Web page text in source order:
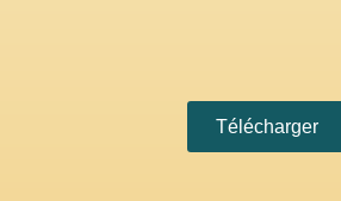
Télécharger